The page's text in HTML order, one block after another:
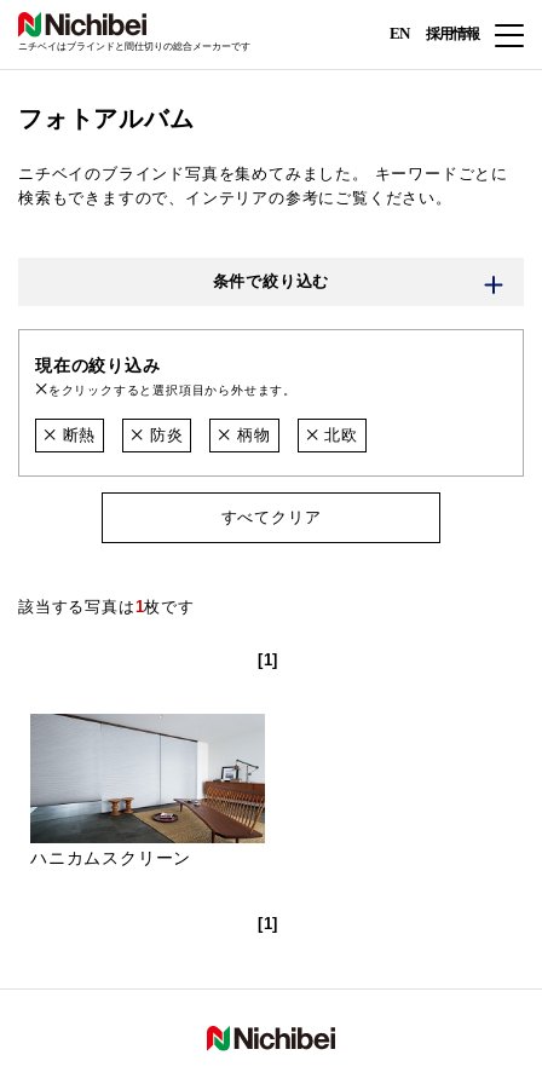
ニチベイはブラインドと間仕切りの総合メーカーです
EN 採用情報
フォトアルバム
ニチベイのブラインド写真を集めてみました。
キーワードごとに
検索もできますので、インテリアの参考にご覧ください。
条件で絞り込む
現在の絞り込み
をクリックすると選択項目から外せます。
断熱 防炎 柄物 北欧
すべてクリア
該当する写真は1枚です
[1]
ハニカムスクリーン
[1]